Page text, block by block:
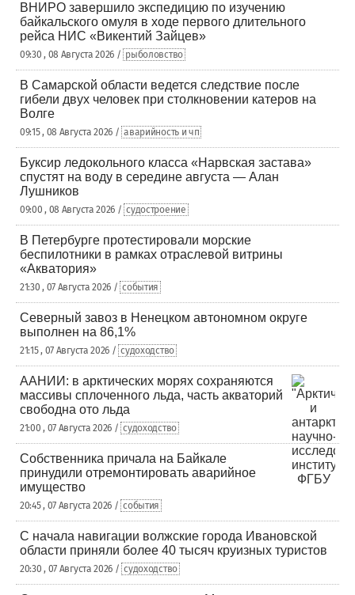
ВНИРО завершило экспедицию по изучению
байкальского омуля в ходе первого длительного
рейса НИС «Викентий Зайцев»
09:30 , 08 Августа 2026 / рыболовство
В Самарской области ведется следствие после
гибели двух человек при столкновении катеров на
Волге
09:15 , 08 Августа 2026 / аварийность и чп
Буксир ледокольного класса «Нарвская застава»
спустят на воду в середине августа — Алан
Лушников
09:00 , 08 Августа 2026 / судостроение
В Петербурге протестировали морские
беспилотники в рамках отраслевой витрины
«Акватория»
21:30 , 07 Августа 2026 / события
Северный завоз в Ненецком автономном округе
выполнен на 86,1%
21:15 , 07 Августа 2026 / судоходство
ААНИИ: в арктических морях сохраняются
массивы сплоченного льда, часть акваторий
свободна ото льда
21:00 , 07 Августа 2026 / судоходство
Собственника причала на Байкале
принудили отремонтировать аварийное
имущество
20:45 , 07 Августа 2026 / события
С начала навигации волжские города Ивановской
области приняли более 40 тысяч круизных туристов
20:30 , 07 Августа 2026 / судоходство